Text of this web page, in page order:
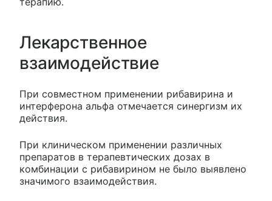
Лекарственное
взаимодействие
При совместном применении рибавирина и
интерферона альфа отмечается синергизм их
действия.
При клиническом применении различных
препаратов в терапевтических дозах в
комбинации с рибавирином не было выявлено
значимого взаимодействия.